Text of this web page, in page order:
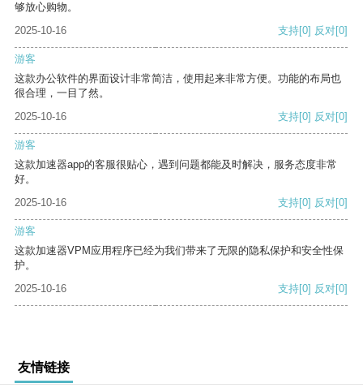
够放心购物。
2025-10-16
支持[0] 反对[0]
游客
这款办公软件的界面设计非常简洁，使用起来非常方便。功能的布局也
很合理，一目了然。
2025-10-16
支持[0] 反对[0]
游客
这款加速器app的客服很贴心，遇到问题都能及时解决，服务态度非常
好。
2025-10-16
支持[0] 反对[0]
游客
这款加速器VPM应用程序已经为我们带来了无限的隐私保护和安全性保
护。
2025-10-16
支持[0] 反对[0]
友情链接